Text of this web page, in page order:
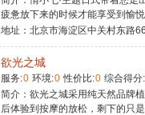
疲惫放下来的时候才能享受到愉悦
地址：北京市海淀区中关村东路
欲光之城
服务:0 环境:0 性价比:0 综合得分:
简介：欲光之城​采用纯天然品牌
后体验到按摩的放松，剩下的只是